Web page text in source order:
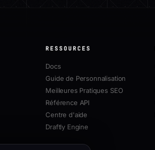
RESSOURCES
Docs
Guide de Personnalisation
Meilleures Pratiques SEO
Référence API
Centre d'aide
Draftly Engine